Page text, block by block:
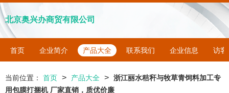
北京奥兴办商贸有限公司
首页 企业简介 产品大全 联系我们 企业信息 访客
当前位置： 首页 > 产品大全 > 浙江丽水秸秆与牧草青饲料加工专
用包膜打捆机 厂家直销，质优价廉